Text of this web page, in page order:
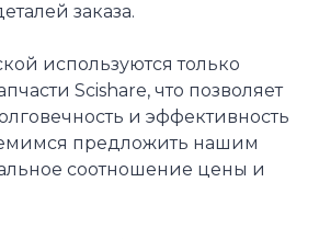
заказа.
используются только
Scishare, что позволяет
и эффективность
предложить нашим
соотношение цены и